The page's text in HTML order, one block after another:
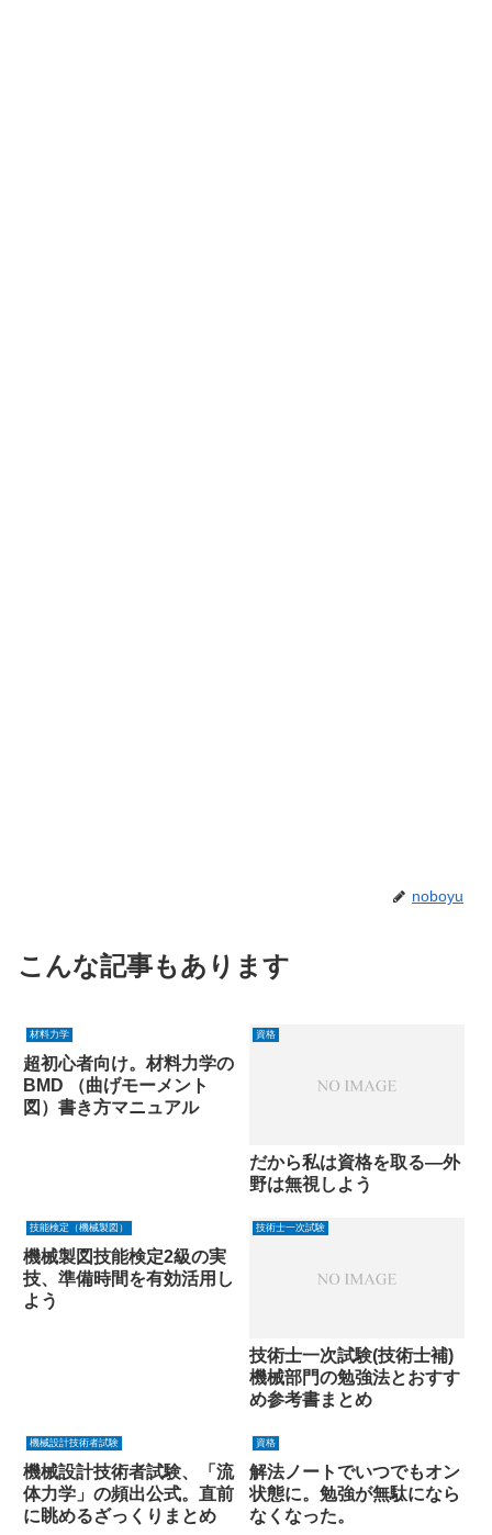
noboyu
こんな記事もあります
材料力学
超初心者向け。材料力学の
BMD （曲げモーメント
図）書き方マニュアル
資格
だから私は資格を取る―外
野は無視しよう
技能検定（機械製図）
機械製図技能検定2級の実
技、準備時間を有効活用し
よう
技術士一次試験
技術士一次試験(技術士補)
機械部門の勉強法とおすす
め参考書まとめ
機械設計技術者試験
機械設計技術者試験、「流
体力学」の頻出公式。直前
に眺めるざっくりまとめ
資格
解法ノートでいつでもオン
状態に。勉強が無駄になら
なくなった。